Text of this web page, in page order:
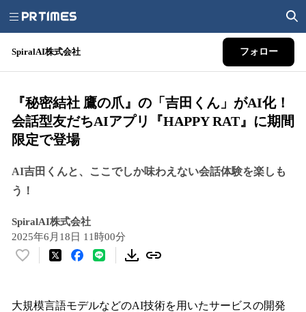
SpiralAI株式会社 フォロー
『秘密結社 鷹の爪』の「吉田くん」がAI化！
会話型友だちAIアプリ『HAPPY RAT』に期間
限定で登場
AI吉田くんと、ここでしか味わえない会話体験を楽しも
う！
SpiralAI株式会社
2025年6月18日 11時00分
い
！
大規模言語モデルなどのAI技術を用いたサービスの開発